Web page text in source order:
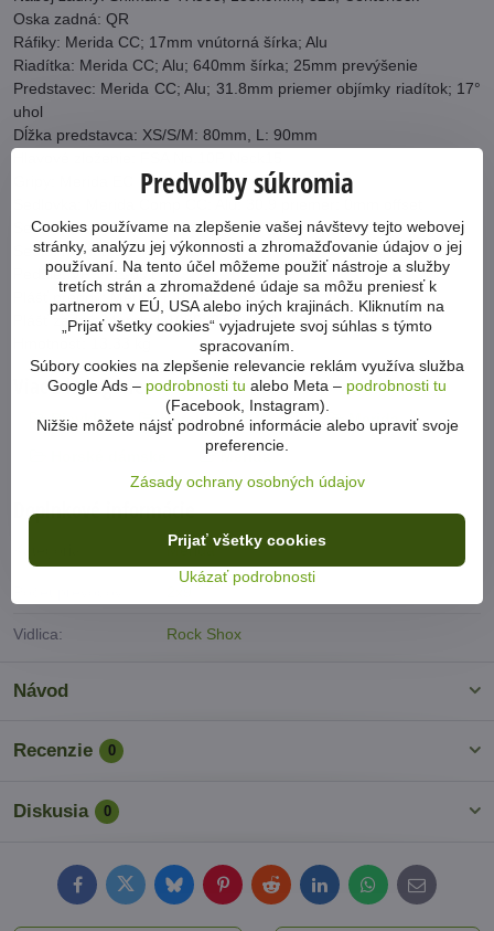
Oska zadná: QR
Ráfiky: Merida CC; 17mm vnútorná šírka; Alu
Riadítka: Merida CC; Alu; 640mm šírka; 25mm prevýšenie
Predstavec: Merida CC; Alu; 31.8mm priemer objímky riadítok; 17°
uhol
Dĺžka predstavca: XS/S/M: 80mm, L: 90mm
Sedlovka: Merida Comp CC; Alu; 30.9 priemer; 0mm offset
Sedlová objímka: Merida Comp QR
Sedlo: Merida Sport Comfort
Pedále: VP VPE-891
Plášť predný: Merida K1080; 27.5x2.2"
Plášť zadný: Merida K1080; 27.5x2.2"
Viac z kategórie
Bicykle Horské MTB 27,5" Merida
Merida
Doplnkové informácie
Merida
Vidlica: Rock Shox
Návod
Recenzie 0
Diskusia 0
FacebookTwitterBlueskyPinterestRedditLinkedInWhatsApp
E-
mail
Predvoľby súkromia
Cookies používame na zlepšenie vašej návštevy tejto webovej
stránky, analýzu jej výkonnosti a zhromažďovanie údajov o jej
používaní. Na tento účel môžeme použiť nástroje a služby
tretích strán a zhromaždené údaje sa môžu preniesť k
partnerom v EÚ, USA alebo iných krajinách. Kliknutím na
„Prijať všetky cookies“ vyjadrujete svoj súhlas s týmto
spracovaním.
Súbory cookies na zlepšenie relevancie reklám využíva služba
Google Ads – podrobnosti tu alebo Meta – podrobnosti tu
(Facebook, Instagram).
Nižšie môžete nájsť podrobné informácie alebo upraviť svoje
preferencie.
Zásady ochrany osobných údajov
Ukázať podrobnosti
Prijať všetky cookies